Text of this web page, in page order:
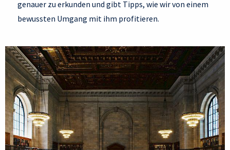
genauer zu erkunden und gibt Tipps, wie wir von einem
bewussten Umgang mit ihm profitieren.